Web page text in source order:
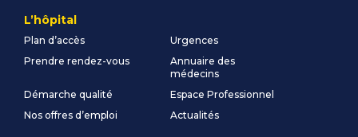
L’hôpital
Plan d’accès
Urgences
Prendre rendez-vous
Annuaire des
médecins
Démarche qualité
Espace Professionnel
Nos offres d’emploi
Actualités